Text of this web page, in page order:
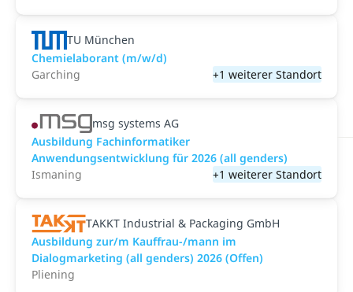
TU München
Chemielaborant (m/w/d)
Garching
+1 weiterer Standort
msg systems AG
Ausbildung Fachinformatiker
Anwendungsentwicklung für 2026 (all genders)
Ismaning
+1 weiterer Standort
TAKKT Industrial & Packaging GmbH
Ausbildung zur/m Kauffrau-/mann im
Dialogmarketing (all genders) 2026 (Offen)
Pliening